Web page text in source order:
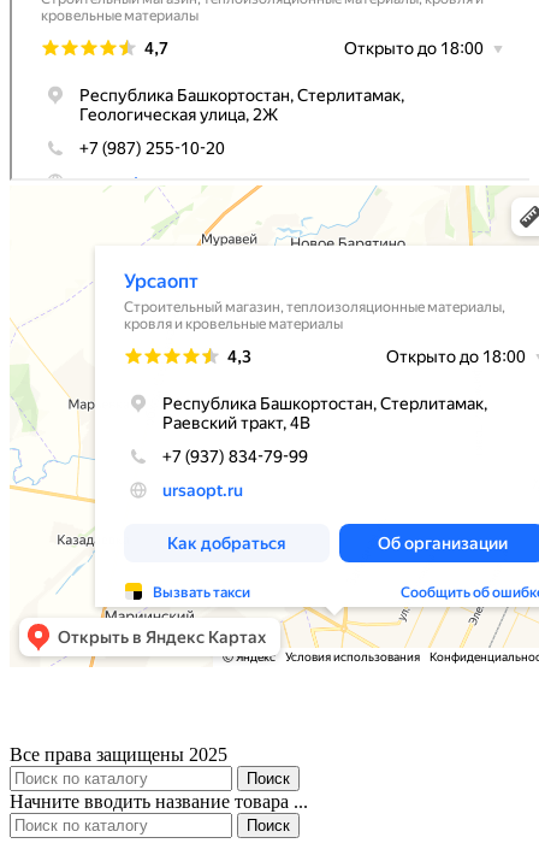
Все права защищены 2025
Поиск
Начните вводить название товара ...
Поиск